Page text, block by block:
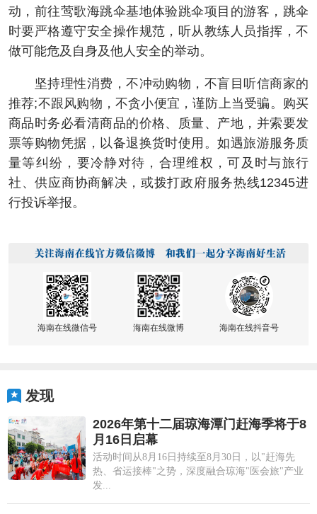
动，前往莺歌海跳伞基地体验跳伞项目的游客，跳伞
时要严格遵守安全操作规范，听从教练人员指挥，不
做可能危及自身及他人安全的举动。
坚持理性消费，不冲动购物，不盲目听信商家的
推荐;不跟风购物，不贪小便宜，谨防上当受骗。购买
商品时务必看清商品的价格、质量、产地，并索要发
票等购物凭据，以备退换货时使用。如遇旅游服务质
量等纠纷，要冷静对待，合理维权，可及时与旅行
社、供应商协商解决，或拨打政府服务热线12345进
行投诉举报。
海南在线微信号 海南在线微博 海南在线抖音号
发现
2026年第十二届琼海潭门赶海季将于8
月16日启幕
活动时间从8月16日持续至8月30日，以"赶海先
热、省运接棒"之势，深度融合琼海"医会旅"产业
发...